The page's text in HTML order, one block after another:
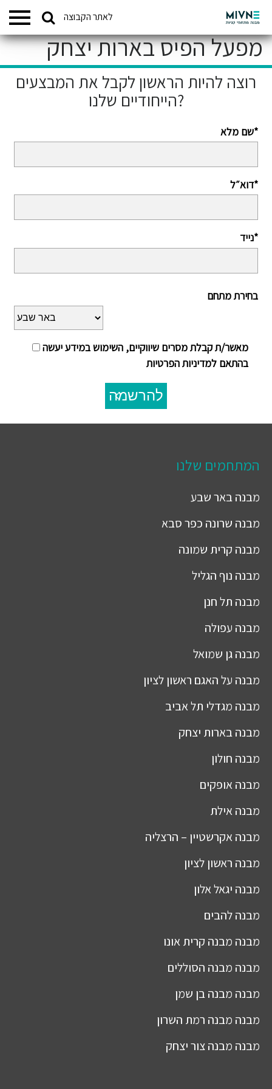
לאתר הקבוצה המתחמים שלנו
מפעל הפיס בארות יצחק
רוצה להיות הראשון לקבל את המבצעים
הייחודיים שלנו?
שם מלא*
דוא״ל*
נייד*
בחירת מתחם
מאשר/ת קבלת מסרים שיווקיים, השימוש במידע יעשה
בהתאם למדיניות הפרטיות
להרשמה
המתחמים שלנו
מבנהבאר שבע
מבנה שרונה כפר סבא
מבנה קרית שמונה
מבנה נוף הגליל
מבנה תל חנן
מבנה עפולה
מבנהגן שמואל
מבנה על האגם ראשון לציון
מבנה מגדלי תל אביב
מבנהבארות יצחק
מבנה חולון
מבנהאופקים
מבנהאילת
מבנהאקרשטיין – הרצליה
מבנה ראשון לציון
מבנה יגאל אלון
מבנהלהבים
מבנה מבנה קרית אונו
מבנה מבנה הסוללים
מבנה מבנה בן שמן
מבנה מבנה רמת השרון
מבנה מבנה צור יצחק